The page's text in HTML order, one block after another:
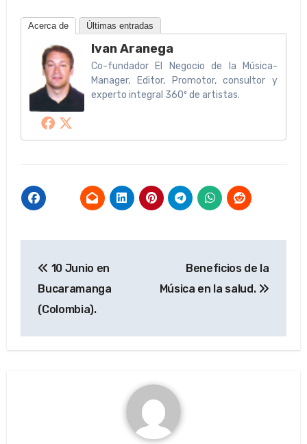
Acerca de Últimas entradas
Ivan Aranega
Co-fundador El Negocio de la Música-
Manager, Editor, Promotor, consultor y
experto integral 360º de artistas.
de
entradas
10 Junio en
Bucaramanga
(Colombia).
Beneficios de la
Música en la salud.